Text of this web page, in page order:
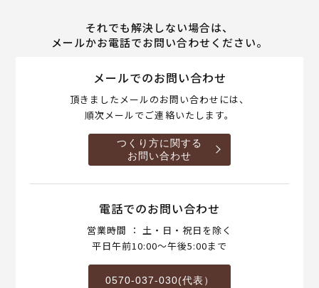
それでも解決しない場合は、
メールかお電話でお問い合わせください。
メールでのお問い合わせ
頂きましたメールのお問い合わせには、
順次メールでご連絡いたします。
つくり方に関する
お問い合わせ
電話でのお問い合わせ
営業時間 ： 土・日・祝日を除く
平日午前10:00～午後5:00まで
0570-037-030(代表）